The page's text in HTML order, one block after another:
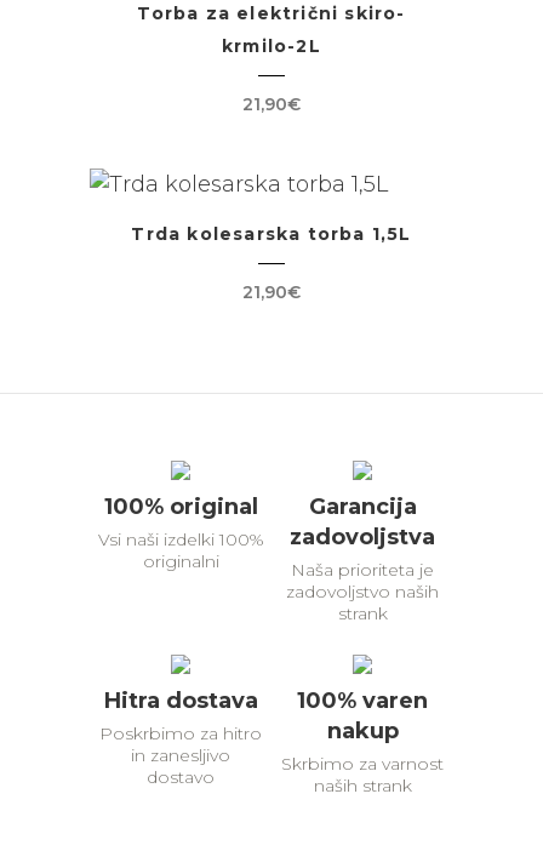
Torba za električni skiro-
krmilo-2L
21,90€
Trda kolesarska torba 1,5L
21,90€
100% original
Vsi naši izdelki 100%
originalni
Garancija
zadovoljstva
Naša prioriteta je
zadovoljstvo naših
strank
Hitra dostava
Poskrbimo za hitro
in zanesljivo
dostavo
100% varen
nakup
Skrbimo za varnost
naših strank